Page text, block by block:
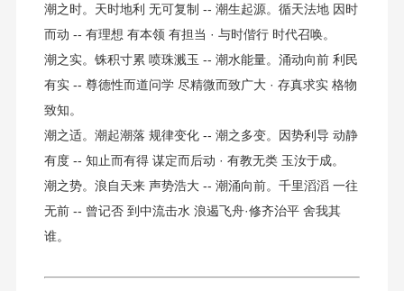
潮之时。天时地利 无可复制 -- 潮生起源。循天法地 因时
而动 -- 有理想 有本领 有担当 · 与时偕行 时代召唤。
潮之实。铢积寸累 喷珠溅玉 -- 潮水能量。涌动向前 利民
有实 -- 尊德性而道问学 尽精微而致广大 · 存真求实 格物
致知。
潮之适。潮起潮落 规律变化 -- 潮之多变。因势利导 动静
有度 -- 知止而有得 谋定而后动 · 有教无类 玉汝于成。
潮之势。浪自天来 声势浩大 -- 潮涌向前。千里滔滔 一往
无前 -- 曾记否 到中流击水 浪遏飞舟·修齐治平 舍我其
谁。